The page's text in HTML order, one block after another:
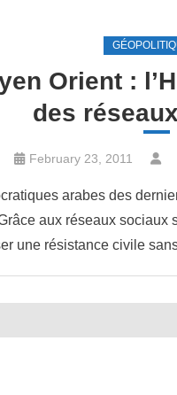
Orient :
des
February 23, 2011
arabes des
aux réseaux sociaux
une résistance civile